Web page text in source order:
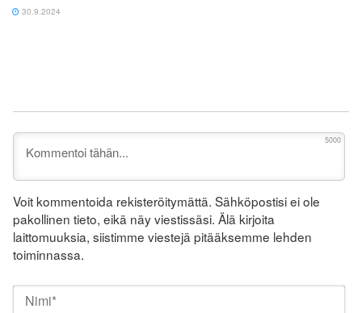
30.9.2024
5000
Voit kommentoida rekisteröitymättä. Sähköpostisi ei ole
pakollinen tieto, eikä näy viestissäsi. Älä kirjoita
laittomuuksia, siistimme viestejä pitääksemme lehden
toiminnassa.